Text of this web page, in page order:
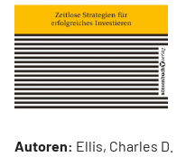
Autoren: Ellis, Charles D.